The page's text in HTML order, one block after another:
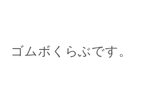
ゴムボくらぶです。